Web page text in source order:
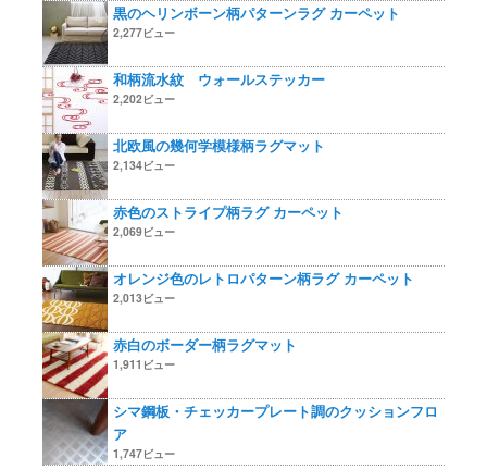
黒のヘリンボーン柄パターンラグ カーペット
2,277ビュー
和柄流水紋 ウォールステッカー
2,202ビュー
北欧風の幾何学模様柄ラグマット
2,134ビュー
赤色のストライプ柄ラグ カーペット
2,069ビュー
オレンジ色のレトロパターン柄ラグ カーペット
2,013ビュー
赤白のボーダー柄ラグマット
1,911ビュー
シマ鋼板・チェッカープレート調のクッションフロ
ア
1,747ビュー